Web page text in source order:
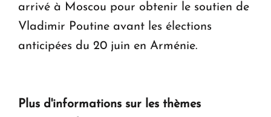
arrivé à Moscou pour obtenir le soutien de
Vladimir Poutine avant les élections
anticipées du 20 juin en Arménie.
Plus d'informations sur les thèmes